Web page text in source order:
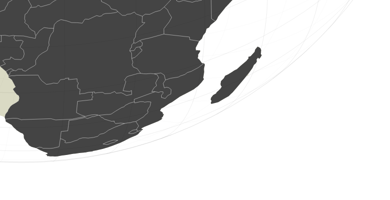
1 au (8 ag. 2026 7:11:42)
www.faune-france.org
1 papallona nocturna
www.faune-france.org
5 aus (8 ag. 2026 7:11:41)
www.ornitho.de
(8 ag. 2026 7:11:39)
www.ornitho.de
11 aus (8 ag. 2026 7:11:37)
www.ornitho.de
(8 ag. 2026 7:11:37)
www.ornitho.de
(8 ag. 2026 7:11:36)
(8 ag. 2026 7:11:35)
www.ornitho.de